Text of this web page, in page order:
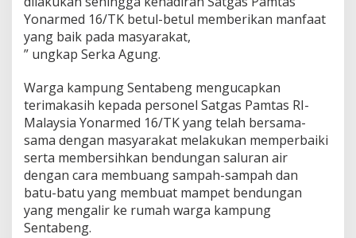
g
a
n
A
i
Yonarmed 16/TK betul-betul memberikan manfaat
yang baik pada masyarakat,
” ungkap Serka Agung.
Warga kampung Sentabeng mengucapkan
terimakasih kepada personel Satgas Pamtas RI-
Malaysia Yonarmed 16/TK yang telah bersama-
sama dengan masyarakat melakukan memperbaiki
serta membersihkan bendungan saluran air
dengan cara membuang sampah-sampah dan
batu-batu yang membuat mampet bendungan
yang mengalir ke rumah warga kampung
Sentabeng.